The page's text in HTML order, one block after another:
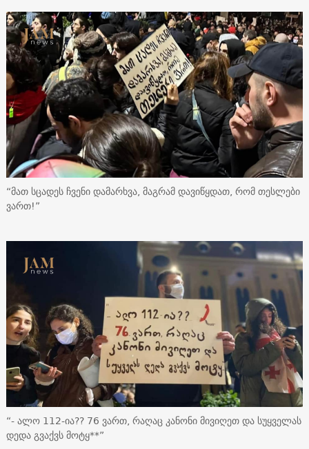
“მათ სცადეს ჩვენი დამარხვა, მაგრამ დავიწყდათ, რომ თესლები
ვართ!”
“- ალო 112-ია?? 76 ვართ, რაღაც კანონი მივიღეთ და სუყველას
დედა გვაქვს მოტყ**”